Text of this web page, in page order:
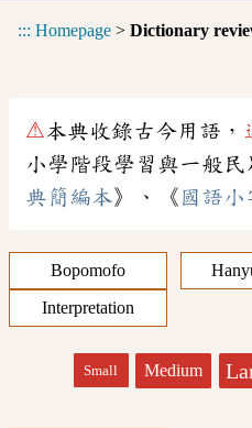
::: Homepage > Dictionary
⚠本典收錄古今用語，
小學階段學習與一般
典簡編本》、《 國語小
Bopomofo
Interpretation
Small Medium